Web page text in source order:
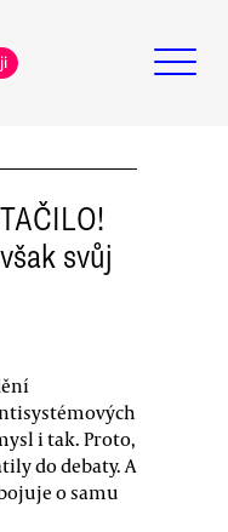
svůj
i tak. Proto,
do debaty. A
o samu